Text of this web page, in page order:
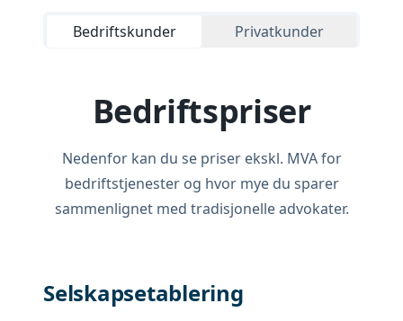
Bedriftskunder Privatkunder
Bedriftspriser
Nedenfor kan du se priser ekskl. MVA for
bedriftstjenester og hvor mye du sparer
sammenlignet med tradisjonelle advokater.
Selskapsetablering